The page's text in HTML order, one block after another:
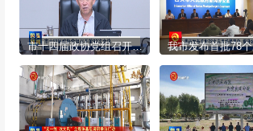
市十四届政协党组召开第93次会议